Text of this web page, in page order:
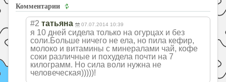
Комментарии
#2 татьяна 07.07.2014 10:39
я 10 дней сидела только на огурцах и без
соли.Больше ничего не ела, но пила кефир,
молоко и витамины с минералами чай, кофе
соки различные и похудела почти на 7
килограмм. Но сила воли нужна не
человеческая)))))!